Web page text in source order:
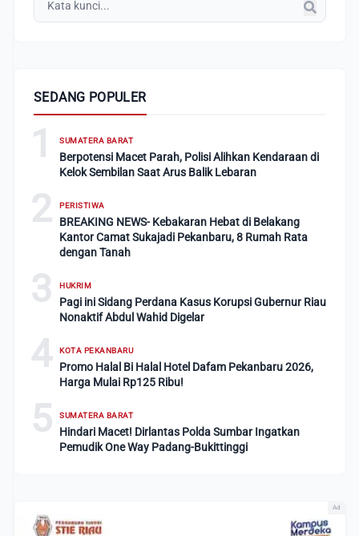
SEDANG POPULER
1 SUMATERA BARAT
Berpotensi Macet Parah, Polisi Alihkan Kendaraan di
Kelok Sembilan Saat Arus Balik Lebaran
2 PERISTIWA
BREAKING NEWS- Kebakaran Hebat di Belakang
Kantor Camat Sukajadi Pekanbaru, 8 Rumah Rata
dengan Tanah
3 HUKRIM
Pagi ini Sidang Perdana Kasus Korupsi Gubernur Riau
Nonaktif Abdul Wahid Digelar
4 KOTA PEKANBARU
Promo Halal Bi Halal Hotel Dafam Pekanbaru 2026,
Harga Mulai Rp125 Ribu!
5 SUMATERA BARAT
Hindari Macet! Dirlantas Polda Sumbar Ingatkan
Pemudik One Way Padang-Bukittinggi
Ad